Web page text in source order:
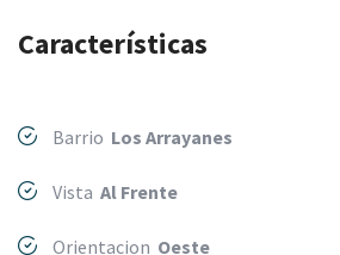
Características
Barrio Los Arrayanes
Vista Al Frente
Orientacion Oeste